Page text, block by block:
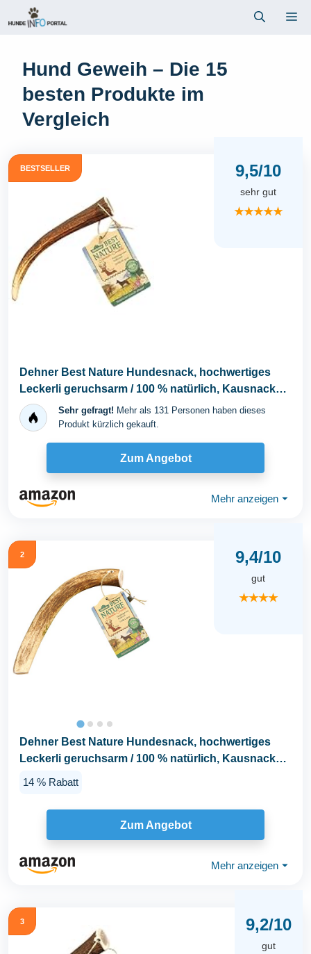
Inhalt
Hund Geweih – Die 15
besten Produkte im
Vergleich
BESTSELLER 9,5/10
sehr gut
★★★★★
Dehner Best Nature Hundesnack, hochwertiges
Leckerli geruchsarm / 100 % natürlich, Kausnack
für...
Sehr gefragt! Mehr als 131 Personen haben dieses
Produkt kürzlich gekauft.
Zum Angebot
Mehr anzeigen ⏷
2 9,4/10
gut
★★★★
Dehner Best Nature Hundesnack, hochwertiges
Leckerli geruchsarm / 100 % natürlich, Kausnack
14 % Rabatt
Zum Angebot
Mehr anzeigen ⏷
3 9,2/10
gut